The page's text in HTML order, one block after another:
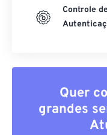
Controle
Quer
grandes